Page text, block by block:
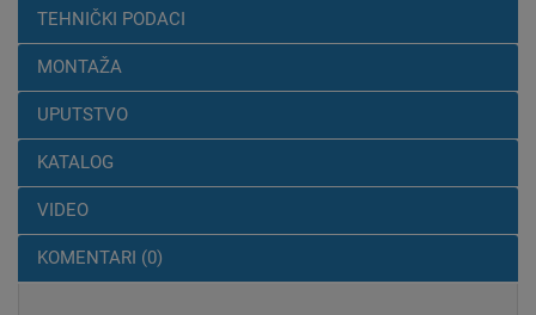
TEHNIČKI PODACI
MONTAŽA
UPUTSTVO
KATALOG
VIDEO
KOMENTARI (0)